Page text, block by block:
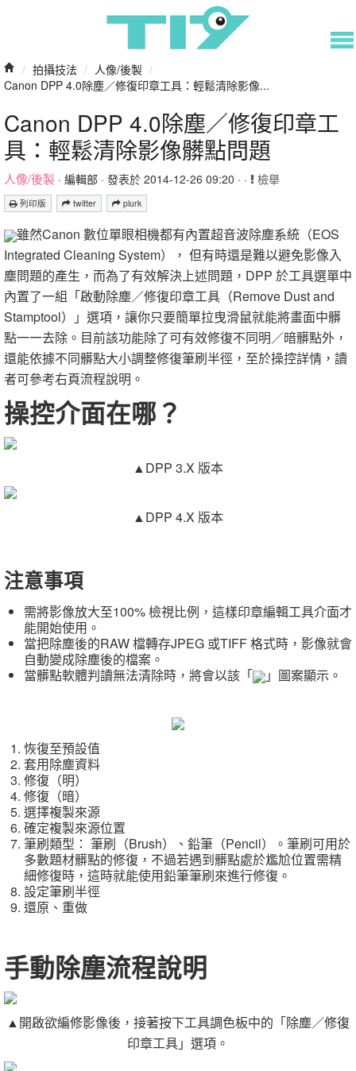
/ 拍攝技法 / 人像/後製 /
Canon DPP 4.0除塵／修復印章工具：輕鬆清除影像...
Canon DPP 4.0除塵／修復印章工
具：輕鬆清除影像髒點問題
人像/後製 · 編輯部 · 發表於 2014-12-26 09:20 · · 檢舉
列印版 twitter plurk
雖然Canon 數位單眼相機都有內置超音波除塵系統（EOS
Integrated Cleaning System）， 但有時還是難以避免影像入
塵問題的產生，而為了有效解決上述問題，DPP 於工具選單中
內置了一組「啟動除塵／修復印章工具（Remove Dust and
Stamptool）」選項，讓你只要簡單拉曳滑鼠就能將畫面中髒
點一一去除。目前該功能除了可有效修復不同明／暗髒點外，
還能依據不同髒點大小調整修復筆刷半徑，至於操控詳情，讀
者可參考右頁流程說明。
操控介面在哪？
▲DPP 3.X 版本
▲DPP 4.X 版本
注意事項
需將影像放大至100% 檢視比例，這樣印章編輯工具介面才
能開始使用。
當把除塵後的RAW 檔轉存JPEG 或TIFF 格式時，影像就會
自動變成除塵後的檔案。
當髒點軟體判讀無法清除時，將會以該「
」圖案顯示。
恢復至預設值
套用除塵資料
修復（明）
修復（暗）
選擇複製來源
確定複製來源位置
筆刷類型： 筆刷（Brush）、鉛筆（Pencil）。筆刷可用於
多數題材髒點的修復，不過若遇到髒點處於尷尬位置需精
細修復時，這時就能使用鉛筆筆刷來進行修復。
設定筆刷半徑
還原、重做
手動除塵流程說明
▲開啟欲編修影像後，接著按下工具調色板中的「除塵／修復
印章工具」選項。